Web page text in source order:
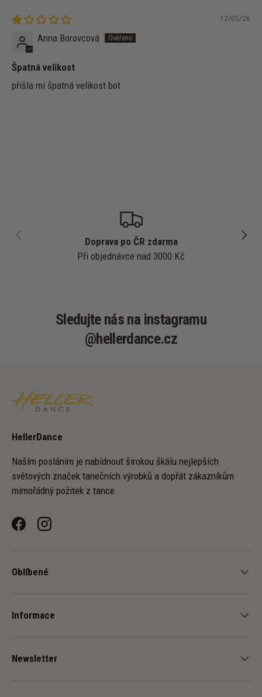
12/05/26
Anna Borovcová
Špatná velikost
přišla mi špatná velikost bot
PŘEDCHOZÍ DALŠÍ
Doprava po ČR zdarma
Při objednávce nad 3000 Kč
Sledujte nás na instagramu
@hellerdance.cz
HellerDance
Naším posláním je nabídnout širokou škálu nejlepších
světových značek tanečních výrobků a dopřát zákazníkům
mimořádný požitek z tance.
FacebookInstagram
Oblíbené
Informace
Newsletter